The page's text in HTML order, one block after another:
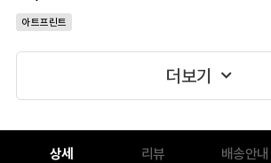
아트프린트
더보기
상세 리뷰 배송안내